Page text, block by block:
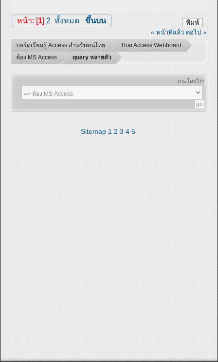
พิมพ์
หน้า: [1] 2 ทั้งหมด ขึ้นบน
« หน้าที่แล้ว ต่อไป »
บอร์ดเรียนรู้ Access สำหรับคนไทย
Thai Access Webboard
ห้อง MS Access
query หลายตัว
กระโดดไป:
Sitemap 1 2 3 4 5